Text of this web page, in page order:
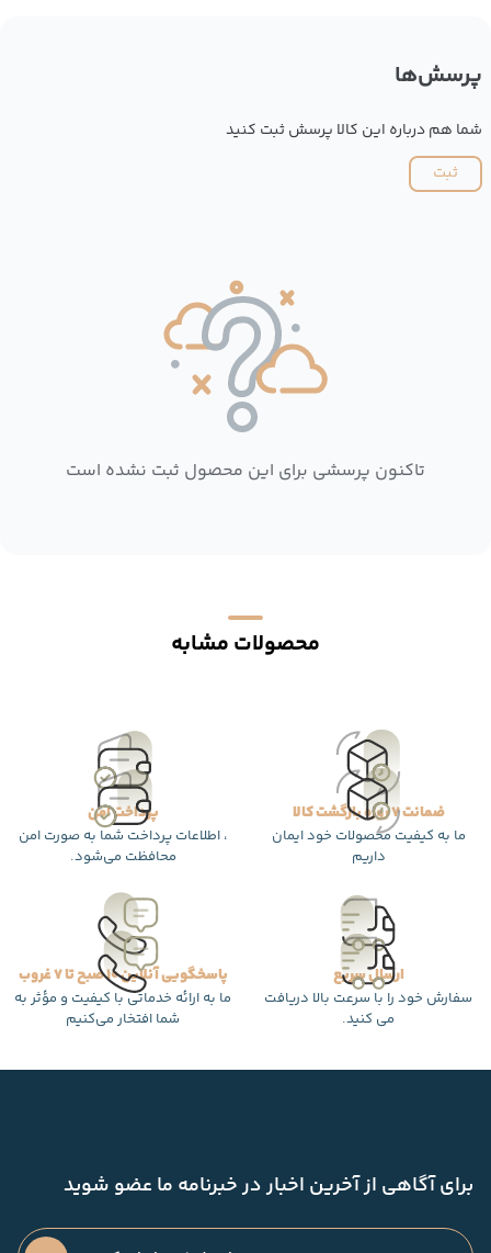
پرسش‌ها
شما هم درباره این کالا پرسش ثبت کنید
ثبت
تاکنون پرسشی برای این محصول ثبت نشده است
محصولات مشابه
ضمانت 7 روزه بازگشت کالا
ما به کیفیت محصولات خود ایمان
داریم
پرداخت امن
، اطلاعات پرداخت شما به صورت امن
محافظت می‌شود.
ارسال سریع
سفارش خود را با سرعت بالا دریافت
می کنید.
پاسخگویی آنلاین 10 صبح تا 7 غروب
ما به ارائه خدماتی با کیفیت و مؤثر به
شما افتخار می‌کنیم
برای آگاهی از آخرین اخبار در خبرنامه ما عضو شوید